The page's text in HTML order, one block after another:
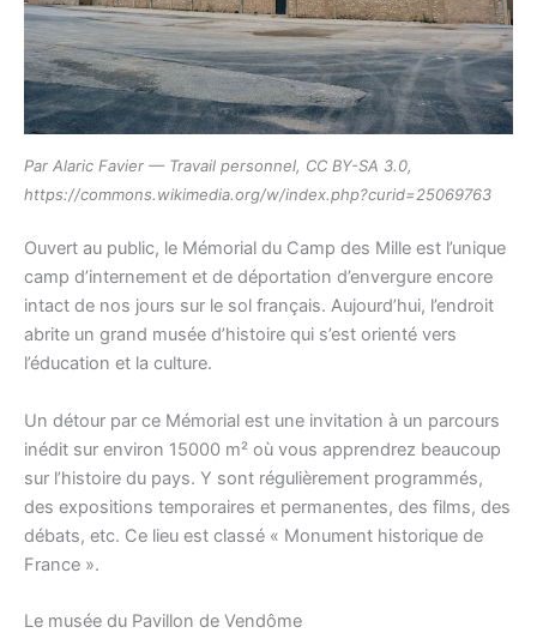
Par Alaric Favier — Travail personnel, CC BY-SA 3.0,
https://commons.wikimedia.org/w/index.php?curid=25069763
Ouvert au public, le Mémorial du Camp des Mille est l’unique
camp d’internement et de déportation d’envergure encore
intact de nos jours sur le sol français. Aujourd’hui, l’endroit
abrite un grand musée d’histoire qui s’est orienté vers
l’éducation et la culture.
Un détour par ce Mémorial est une invitation à un parcours
inédit sur environ 15000 m² où vous apprendrez beaucoup
sur l’histoire du pays. Y sont régulièrement programmés,
des expositions temporaires et permanentes, des films, des
débats, etc. Ce lieu est classé « Monument historique de
France ».
Le musée du Pavillon de Vendôme